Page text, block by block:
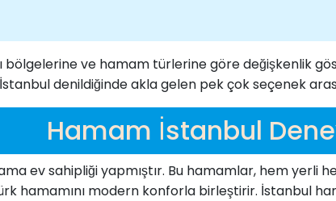
bölgelerine ve hamam türlerine göre değişkenlik
denildiğinde akla gelen pek çok seçenek
Hamam İstanbul
ev sahipliği yapmıştır. Bu hamamlar, hem yerli
hamamını modern konforla birleştirir. İstanbul